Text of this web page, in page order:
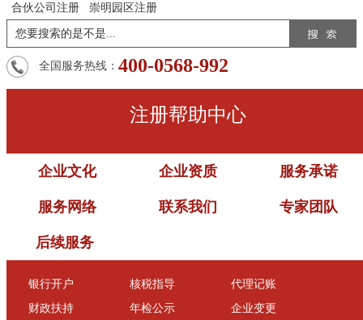
合伙公司注册
崇明园区注册
全国服务热线： 400-0568-992
注册帮助中心
企业文化 企业资质 服务承诺
服务网络 联系我们 专家团队
后续服务
银行开户 核税指导
代理记账
财政扶持
年检公示
企业变更